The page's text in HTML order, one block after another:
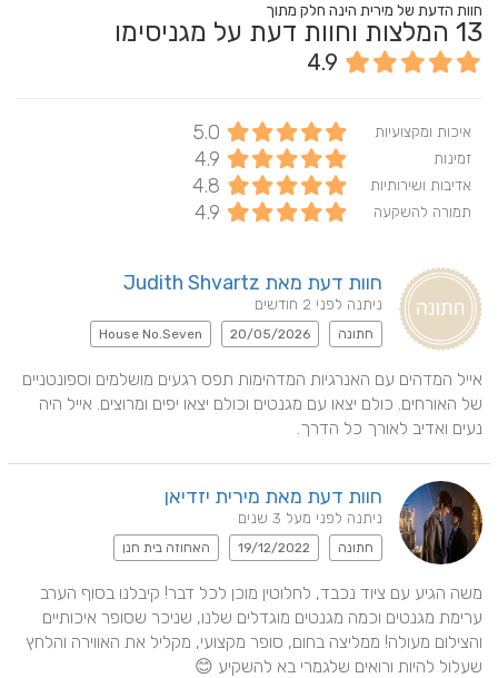
חוות הדעת של מירית הינה חלק מתוך
13 המלצות וחוות דעת על מגניסימו
4.9
איכות ומקצועיות 5.0
זמינות 4.9
אדיבות ושירותיות 4.8
תמורה להשקעה 4.9
חוות דעת מאת Judith Shvartz
ניתנה לפני 2 חודשים
חתונה 20/05/2026
House No.Seven
נעים ואדיב לאורך כל הדרך.
חוות דעת מאת מירית יזדיאן
ניתנה לפני מעל 3 שנים
חתונה 19/12/2022 האחוזה בית חנן
שעלול להיות ורואים שלגמרי בא להשקיע 😊